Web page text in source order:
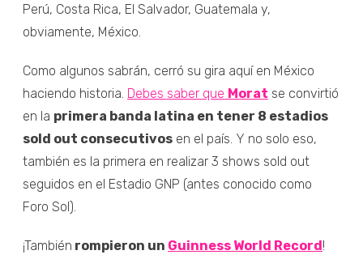
Perú, Costa Rica, El Salvador, Guatemala y,
obviamente, México.
Como algunos sabrán, cerró su gira aquí en México
haciendo historia. Debes saber que Morat se convirtió
en la primera banda latina en tener 8 estadios
sold out consecutivos en el país. Y no solo eso,
también es la primera en realizar 3 shows sold out
seguidos en el Estadio GNP (antes conocido como
Foro Sol).
¡También rompieron un Guinness World Record!